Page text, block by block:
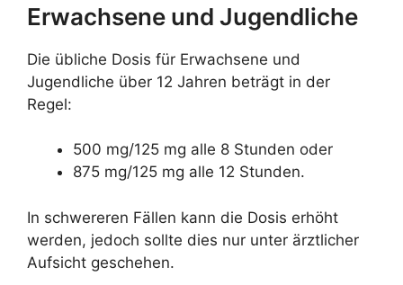
Erwachsene und Jugendliche
Die übliche Dosis für Erwachsene und
Jugendliche über 12 Jahren beträgt in der
Regel:
500 mg/125 mg alle 8 Stunden oder
875 mg/125 mg alle 12 Stunden.
In schwereren Fällen kann die Dosis erhöht
werden, jedoch sollte dies nur unter ärztlicher
Aufsicht geschehen.